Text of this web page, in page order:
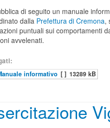
di seguito un manuale
dalla Prefettura di Cremona,
puntuali sui comportamenti
avvelenati.
informativo [ ] 13289 kB